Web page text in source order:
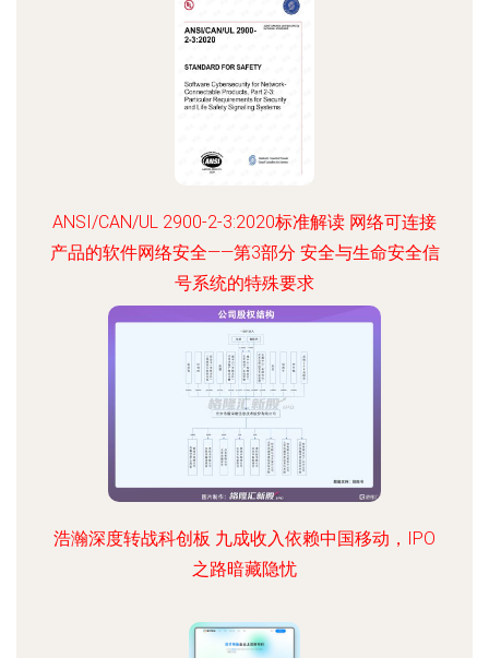
ANSI/CAN/UL 2900-2-3:2020标准解读 网络可连接
产品的软件网络安全——第3部分 安全与生命安全信
号系统的特殊要求
浩瀚深度转战科创板 九成收入依赖中国移动，IPO
之路暗藏隐忧